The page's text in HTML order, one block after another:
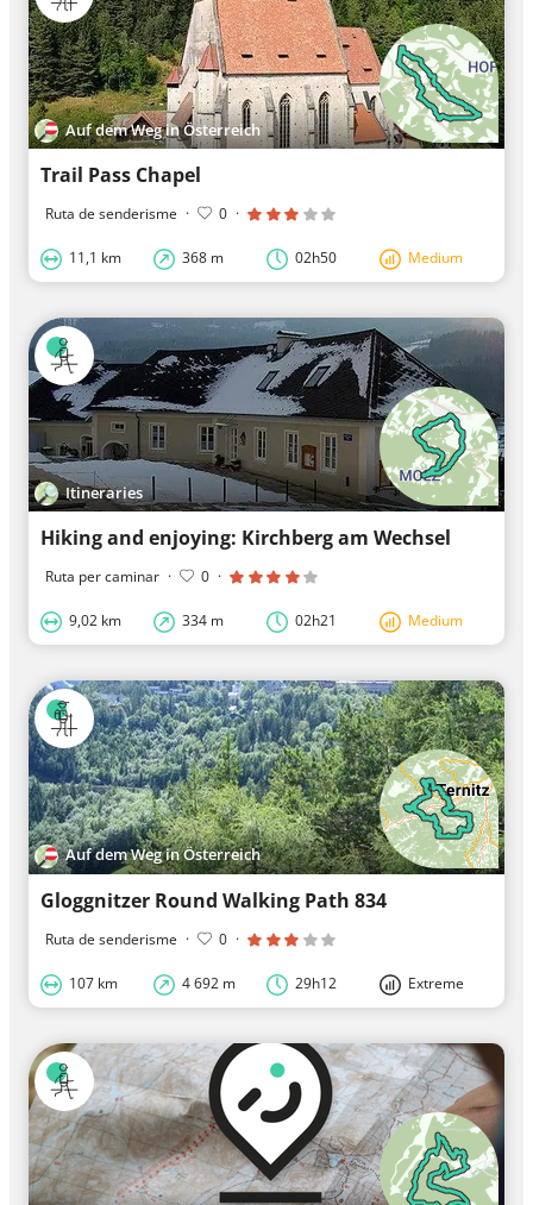
Auf dem Weg in Österreich
Trail Pass Chapel
Ruta de senderisme · 0 ·
11,1 km 368 m 02h50 Medium
Itineraries
Hiking and enjoying: Kirchberg am Wechsel
Ruta per caminar · 0 ·
9,02 km 334 m 02h21 Medium
Auf dem Weg in Österreich
Gloggnitzer Round Walking Path 834
Ruta de senderisme · 0 ·
107 km 4 692 m 29h12 Extreme